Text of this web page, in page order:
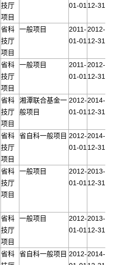
技厅
项目
01-0112-31
省科
技厅
项目
一般项目
2011-
01-01
2012-
12-31
省科
技厅
项目
一般项目
2011-
01-01
2012-
12-31
省科
技厅
项目
湘潭联合基金一
般项目
2012-
01-01
2014-
12-31
省科
技厅
项目
省自科一般项目 2012-
01-01
2014-
12-31
省科
技厅
项目
一般项目
2012-
01-01
2013-
12-31
省科
技厅
项目
一般项目
2012-
01-01
2013-
12-31
省科
省自科一般项目 2012-2014-